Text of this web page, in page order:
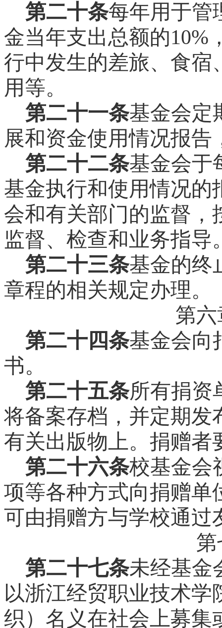
第二十条每年用于管
金当年支出总额的10%
行中发生的差旅、食宿
用等。
第二十一条基金会定
展和资金使用情况报
第二十二条基金会于
基金执行和使用情况的
会和有关部门的监督，
监督、检查和业务指导
第二十三条基金的终
章程的相关规定办理。
第
第二十四条基金会向
书。
第二十五条所有捐资
将备案存档，并定期发
有关出版物上。捐赠者
第二十六条校基金会
项等各种方式向捐赠单
可由捐赠方与学校通过
第
第二十七条未经基金
以浙江经贸职业技术
织）名义在社会上募集